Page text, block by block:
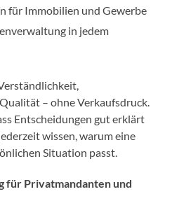
für Immobilien und Gewerbe
in jedem
– ohne Verkaufsdruck.
Entscheidungen gut erklärt
wissen, warum eine
Situation passt.
für Privatmandanten und